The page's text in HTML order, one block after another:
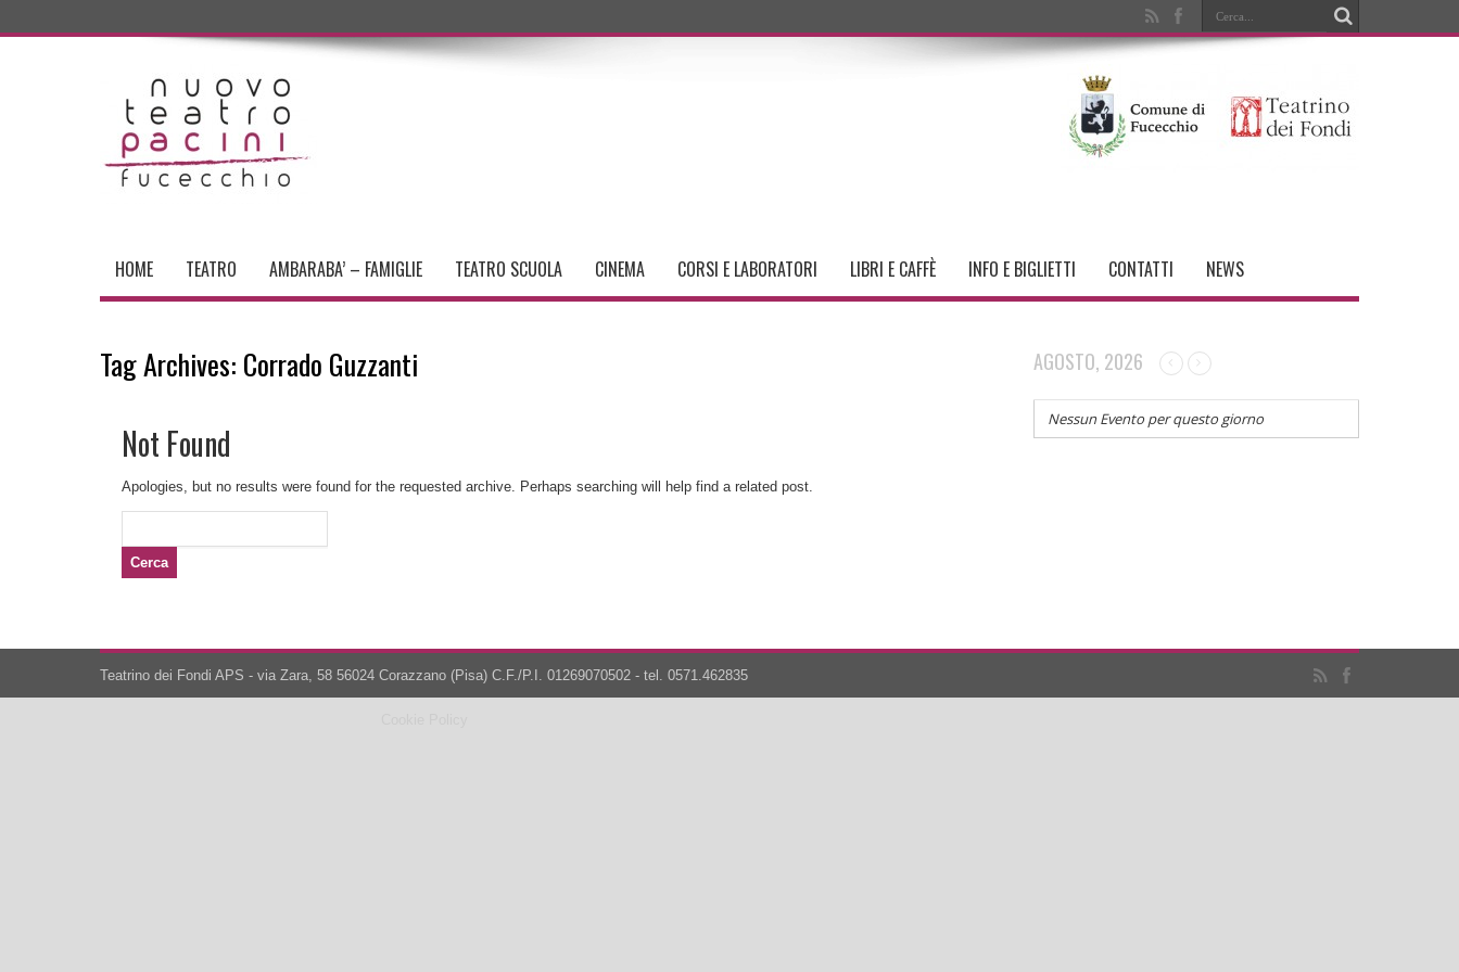
HOME TEATRO AMBARABA’ – FAMIGLIE TEATRO SCUOLA CINEMA CORSI E LABORATORI LIBRI E CAFFÈ INFO E BIGLIETTI CONTATTI NEWS
Tag Archives: Corrado Guzzanti
Not Found
Apologies, but no results were found for the requested archive. Perhaps searching will help find a related post.
AGOSTO, 2026
Nessun Evento per questo giorno
Teatrino dei Fondi APS - via Zara, 58 56024 Corazzano (Pisa) C.F./P.I. 01269070502 - tel. 0571.462835